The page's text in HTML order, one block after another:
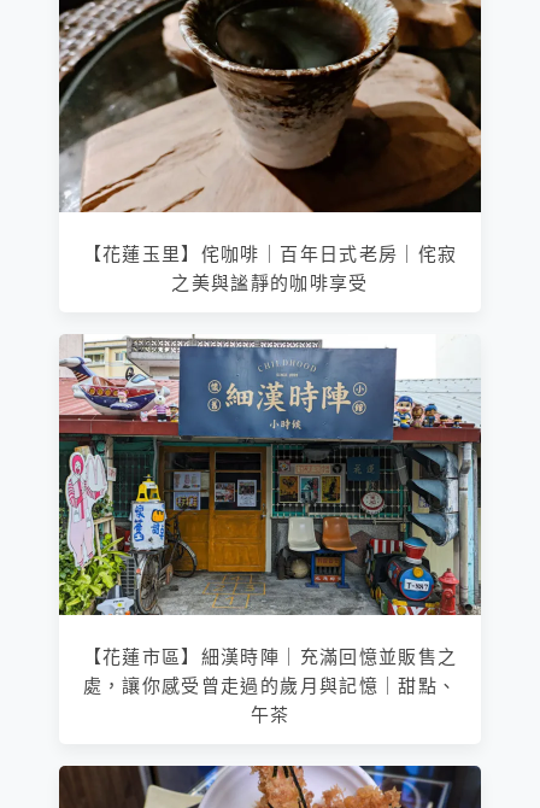
【花蓮玉里】侘咖啡｜百年日式老房｜侘寂
之美與謐靜的咖啡享受
【花蓮市區】細漢時陣｜充滿回憶並販售之
處，讓你感受曾走過的歲月與記憶｜甜點、
午茶